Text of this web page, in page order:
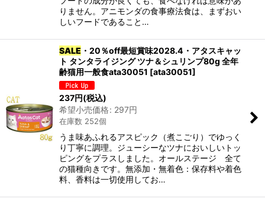
りません。アニモンダの食事療法食は、まずおい
しいフードであること…
SALE ・20％off最短賞味2028.4・アタスキャッ
ト タンタライジング ツナ＆シュリンプ80g 全年
齢猫用一般食ata30051 [ata30051]
237円(税込)
希望小売価格: 297円
在庫数 252個
うま味あふれるアスピック（煮こごり）でゆっく
り丁寧に調理。ジューシーなツナにおいしいトッ
ピングをプラスしました。オールステージ 全て
の猫種向きです。無添加・無着色：保存料や着色
料、香料は一切使用してお…